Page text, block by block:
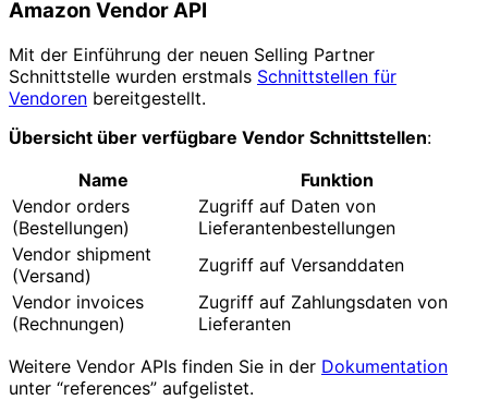
Amazon Vendor API
Mit der Einführung der neuen Selling Partner
Schnittstelle wurden erstmals Schnittstellen für
Vendoren bereitgestellt.
Übersicht über verfügbare Vendor Schnittstellen:
Name
Funktion
Vendor orders
(Bestellungen)
Zugriff auf Daten von
Lieferantenbestellungen
Vendor shipment
(Versand)
Zugriff auf Versanddaten
Vendor invoices
(Rechnungen)
Zugriff auf Zahlungsdaten von
Lieferanten
Weitere Vendor APIs finden Sie in der Dokumentation
unter “references” aufgelistet.